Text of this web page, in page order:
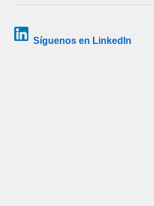
Síguenos en LinkedIn